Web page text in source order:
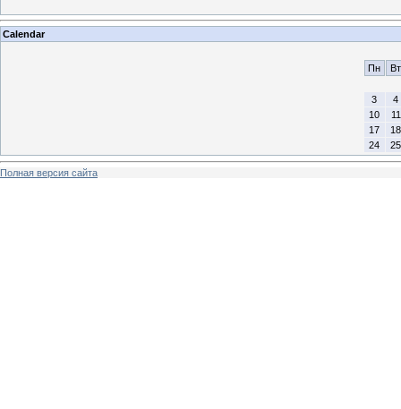
Calendar
Пн Вт
3
4
10
11
17
18
24
25
Полная версия сайта